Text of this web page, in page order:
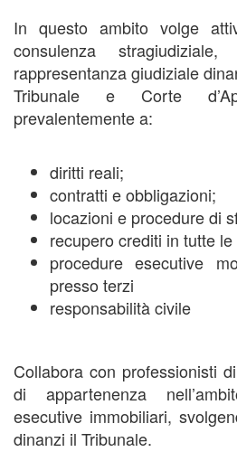
In questo ambito volge
consulenza
rappresentanza giudiziale
Tribunale e Corte
prevalentemente a:
diritti reali;
contratti e obbligazioni;
locazioni e procedure di
recupero crediti in tutte
procedure esecutive
presso terzi
responsabilità civile
Collabora con professionisti
di appartenenza
esecutive immobiliari,
dinanzi il Tribunale.